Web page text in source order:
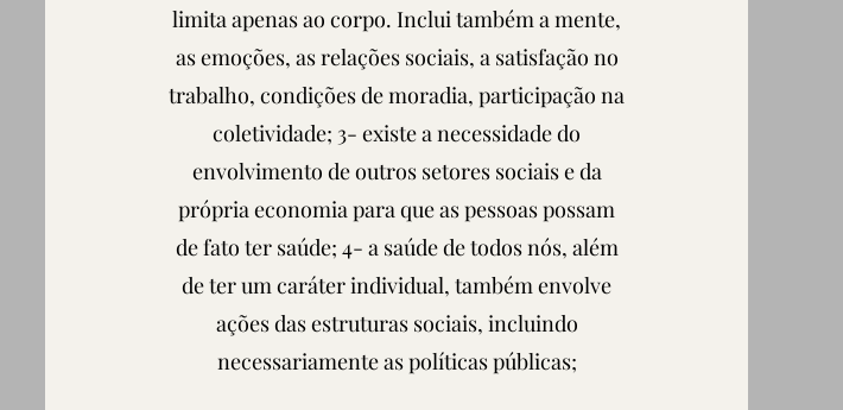
limita apenas ao corpo. Inclui também a mente,
as emoções, as relações sociais, a satisfação no
trabalho, condições de moradia, participação na
coletividade; 3- existe a necessidade do
envolvimento de outros setores sociais e da
própria economia para que as pessoas possam
de fato ter saúde; 4- a saúde de todos nós, além
de ter um caráter individual, também envolve
ações das estruturas sociais, incluindo
necessariamente as políticas públicas;